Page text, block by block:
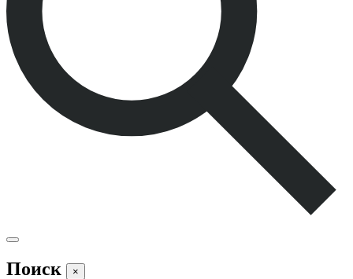
Поиск ×